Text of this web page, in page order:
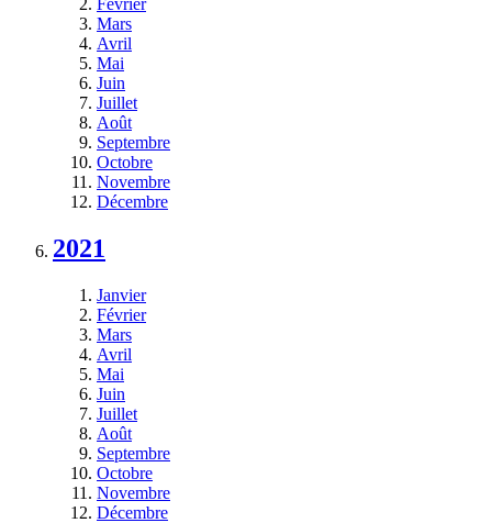
Février
Mars
Avril
Mai
Juin
Juillet
Août
Septembre
Octobre
Novembre
Décembre
2021
Janvier
Février
Mars
Avril
Mai
Juin
Juillet
Août
Septembre
Octobre
Novembre
Décembre